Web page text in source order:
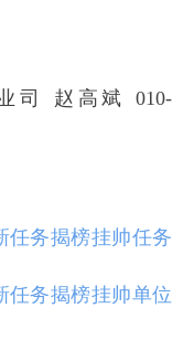
司 赵高斌 010-
任务揭榜挂帅任务
任务揭榜挂帅单位